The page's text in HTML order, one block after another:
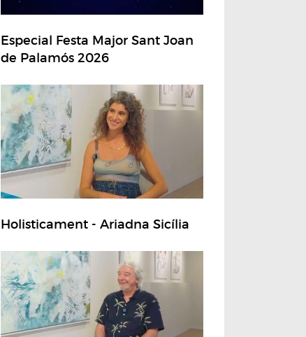
Especial Festa Major Sant Joan
de Palamós 2026
Holisticament - Ariadna Sicília